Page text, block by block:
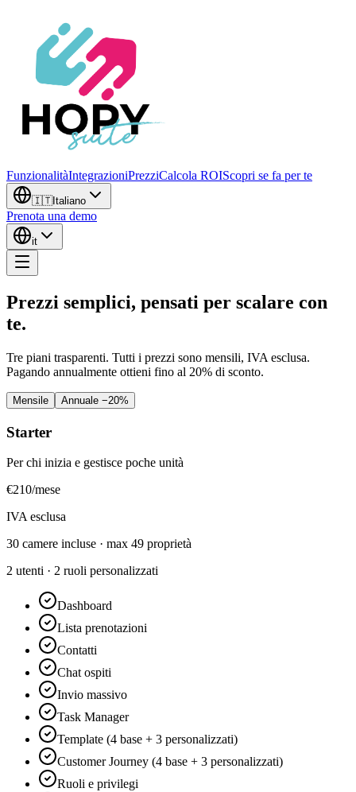
FunzionalitàIntegrazioniPrezziCalcola ROIScopri se fa per te
🇮🇹Italiano
Prenota una demo
it
Prezzi semplici, pensati per scalare con
te.
Tre piani trasparenti. Tutti i prezzi sono mensili, IVA esclusa.
Pagando annualmente ottieni fino al 20% di sconto.
Mensile Annuale −20%
Starter
Per chi inizia e gestisce poche unità
€210/mese
IVA esclusa
30 camere incluse · max 49 proprietà
2 utenti · 2 ruoli personalizzati
Dashboard
Lista prenotazioni
Contatti
Chat ospiti
Invio massivo
Task Manager
Template (4 base + 3 personalizzati)
Customer Journey (4 base + 3 personalizzati)
Ruoli e privilegi